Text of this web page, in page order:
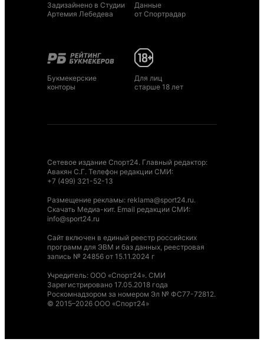
Задизайнено в Студии
Артемия Лебедева
Данные
от Спортрадар
Букмекерские
конторы
Для лиц
старше 18 лет
Сетевое издание Спорт24. Главный редактор:
Авакян С.Г. Телефон редакции СМИ:
+7 (499) 321-52-13
Размещение рекламы: reklama@sport24.ru.
Скачать Медиа-кит. Email редакции СМИ:
info@sport24.ru
Сайт включен в единый реестр российских
программ для ЭВМ и баз данных, реестровая
запись № 24856 от 15.11.2024 г
Учредитель: ООО «Спорт24». СМИ
Зарегистрировано 17.05.2018 года
Роскомнадзором за номером Эл № ФС77-72812.
© 2015–2026 ООО «Спорт24»